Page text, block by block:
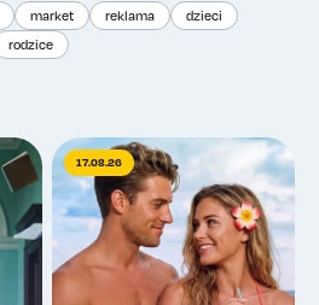
market reklama
dzieci
rodzice
17.08.26